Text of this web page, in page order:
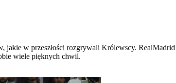
w przeszłości rozgrywali Królewscy.
wiele pięknych chwil.